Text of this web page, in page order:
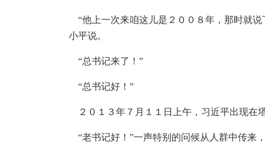
“他上一次来咱这儿是２００８年，那时就说
小平说。
“总书记来了！”
“总书记好！”
２０１３年７月１１日上午，习近平出现在
“老书记好！”一声特别的问候从人群中传来